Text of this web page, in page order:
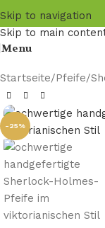
Skip to navigation
Skip to main
Menu
Startseite/Pfeife/
-25%